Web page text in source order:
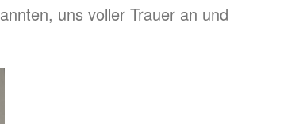
uns voller Trauer an und